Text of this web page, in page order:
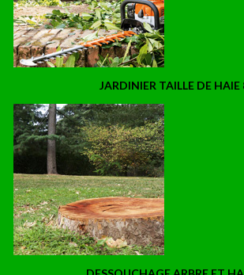
JARDINIER TAILLE DE HAIE